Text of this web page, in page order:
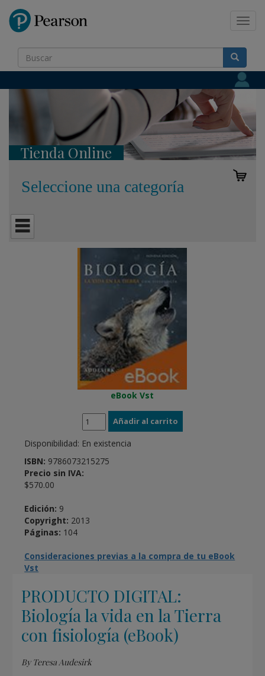
Tienda Online
Seleccione una categoría
eBook Vst
Disponibilidad: En existencia
ISBN: 9786073215275
Precio sin IVA:
$570.00
Edición: 9
Copyright: 2013
Páginas: 104
Consideraciones previas a la compra de tu eBook
Vst
PRODUCTO DIGITAL:
Biología la vida en la Tierra
con fisiología (eBook)
By Teresa Audesirk